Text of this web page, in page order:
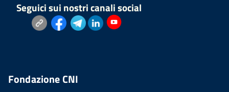
Seguici sui nostri canali social
Fondazione CNI